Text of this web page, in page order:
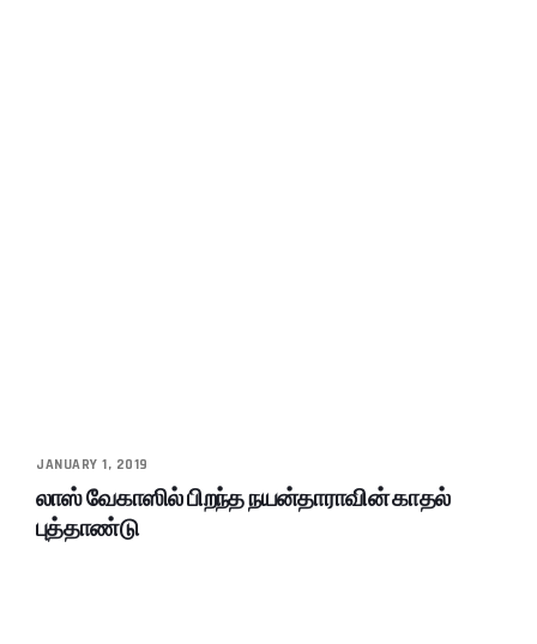
JANUARY 1, 2019
லாஸ் வேகாஸில் பிறந்த நயன்தாராவின் காதல்
புத்தாண்டு